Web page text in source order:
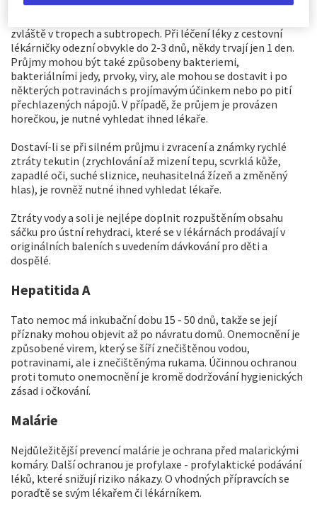
zvláště v tropech a subtropech. Při léčení léky z cestovní
lékárničky odezní obvykle do 2-3 dnů, někdy trvají jen 1 den.
Průjmy mohou být také způsobeny bakteriemi,
bakteriálními jedy, prvoky, viry, ale mohou se dostavit i po
některých potravinách s projímavým účinkem nebo po pití
přechlazených nápojů. V případě, že průjem je provázen
horečkou, je nutné vyhledat ihned lékaře.
Dostaví-li se při silném průjmu i zvracení a známky rychlé
ztráty tekutin (zrychlování až mizení tepu, scvrklá kůže,
zapadlé oči, suché sliznice, neuhasitelná žízeň a změněný
hlas), je rovněž nutné ihned vyhledat lékaře.
Ztráty vody a soli je nejlépe doplnit rozpuštěním obsahu
sáčku pro ústní rehydraci, které se v lékárnách prodávají v
originálních baleních s uvedením dávkování pro děti a
dospělé.
Hepatitida A
Tato nemoc má inkubační dobu 15 - 50 dnů, takže se její
příznaky mohou objevit až po návratu domů. Onemocnění je
způsobené virem, který se šíří znečištěnou vodou,
potravinami, ale i znečištěnýma rukama. Účinnou ochranou
proti tomuto onemocnění je kromě dodržování hygienických
zásad i očkování.
Malárie
Nejdůležitější prevencí malárie je ochrana před malarickými
komáry. Další ochranou je profylaxe - profylaktické podávání
léků, které snižují riziko nákazy. O vhodných přípravcích se
poraďtě se svým lékařem či lékárníkem.